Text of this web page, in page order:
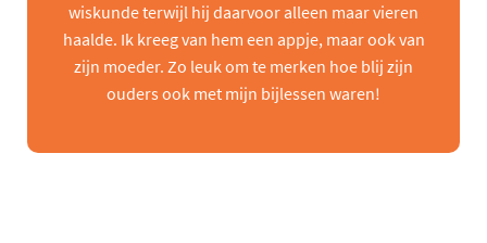
wiskunde terwijl hij daarvoor alleen maar vieren
haalde. Ik kreeg van hem een appje, maar ook van
zijn moeder. Zo leuk om te merken hoe blij zijn
ouders ook met mijn bijlessen waren!